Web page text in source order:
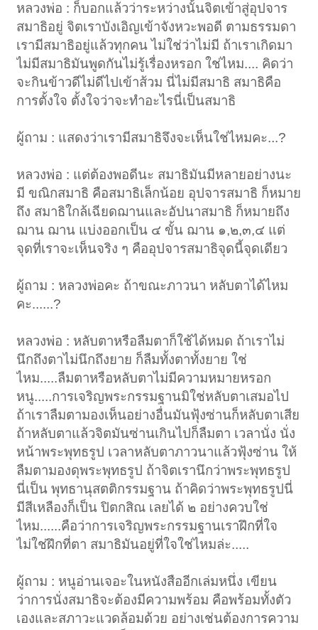
หลวงพ่อ : ก็บอกแล้วว่าระหว่างนั้นจิตเข้าสู่อุปจาร
สมาธิอยู่ จิตเราบังเอิญเข้าจังหวะพอดี ตามธรรมดา
เรามีสมาธิอยู่แล้วทุกคน ไม่ใช่ว่าไม่มี ถ้าเราเกิดมา
ไม่มีสมาธิมันพูดกันไม่รู้เรื่องหรอก ใช่ไหม.... คิดว่า
จะกินข้าวดีไม่ดีไปเข้าส้วม นี่ไม่มีสมาธิ สมาธิคือ
การตั้งใจ ตั้งใจว่าจะทำอะไรนี่เป็นสมาธิ
ผู้ถาม : แสดงว่าเรามีสมาธิจึงจะเห็นใช่ไหมคะ...?
หลวงพ่อ : แต่ต้องพอดีนะ สมาธิมันมีหลายอย่างนะ
มี ขณิกสมาธิ คือสมาธิเล็กน้อย อุปจารสมาธิ ก็หมาย
ถึง สมาธิใกล้เฉียดฌานและอัปนาสมาธิ ก็หมายถึง
ฌาน ฌาน แบ่งออกเป็น ๔ ขั้น ฌาน ๑,๒,๓,๔ แต่
จุดที่เราจะเห็นจริง ๆ คืออุปจารสมาธิจุดนี้จุดเดียว
ผู้ถาม : หลวงพ่อคะ ถ้าขณะภาวนา หลับตาได้ไหม
คะ......?
หลวงพ่อ : หลับตาหรือลืมตาก็ใช้ได้หมด ถ้าเราไม่
นึกถึงตาไม่นึกถึงยาย ก็ลืมทั้งตาทั้งยาย ใช่
ไหม.....ลืมตาหรือหลับตาไม่มีความหมายหรอก
หนู.....การเจริญพระกรรมฐานมิใช่หลับตาเสมอไป
ถ้าเราลืมตามองเห็นอย่างอื่นมันฟุ้งซ่านก็หลับตาเสีย
ถ้าหลับตาแล้วจิตมันซ่านเกินไปก็ลืมตา เวลานั่ง นั่ง
หน้าพระพุทธรูป เวลาหลับตาภาวนาแล้วฟุ้งซ่าน ให้
ลืมตามองดุพระพุทธรูป ถ้าจิตเรานึกว่าพระพุทธรูป
นี่เป็น พุทธานุสตติกรรมฐาน ถ้าคิดว่าพระพุทธรูปนี่
มีสีเหลืองก็เป็น ปิตกสิณ เลยได้ ๒ อย่างควบใช่
ไหม......คือว่าการเจริญพระกรรมฐานเราฝึกที่ใจ
ไม่ใช่ฝึกที่ตา สมาธิมันอยู่ที่ใจใช่ไหมล่ะ.....
ผู้ถาม : หนูอ่านเจอะในหนังสืออีกเล่มหนึ่ง เขียน
ว่าการนั่งสมาธิจะต้องมีความพร้อม คือพร้อมทั้งตัว
เองและสภาวะแวดล้อมด้วย อย่างเช่นต้องการความ